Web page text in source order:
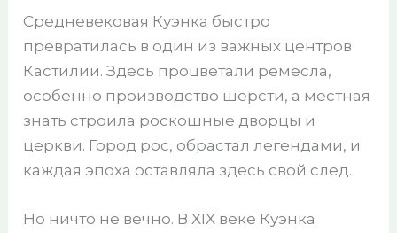
Средневековая Куэнка быстро
превратилась в один из важных центров
Кастилии. Здесь процветали ремесла,
особенно производство шерсти, а местная
знать строила роскошные дворцы и
церкви. Город рос, обрастал легендами, и
каждая эпоха оставляла здесь свой след.
Но ничто не вечно. В XIX веке Куэнка